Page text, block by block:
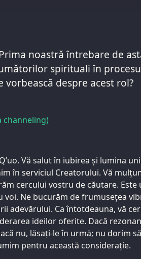
noastră întrebare de
spirituali în
vorbească despre acest rol?
channeling)
Vă salut în iubirea și lumina
în serviciul Creatorului. Vă
cercului vostru de căutare.
voi. Ne bucurăm de frumusețea
adevărului. Ca întotdeauna, vă
ideilor oferite. Dacă
nu, lăsați-le în urmă; nu dorim
pentru această considerație.